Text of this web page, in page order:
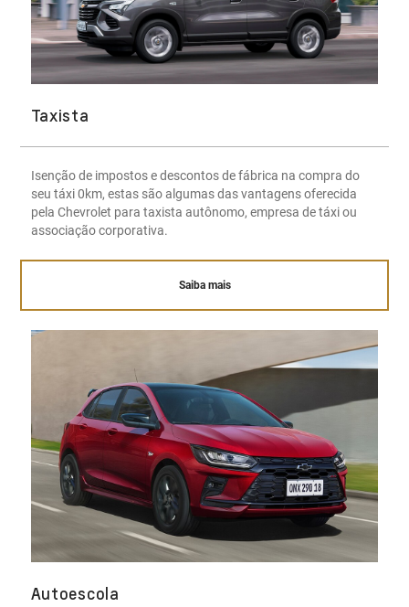
Taxista
Isenção de impostos e descontos de fábrica na compra do
seu táxi 0km, estas são algumas das vantagens oferecida
pela Chevrolet para taxista autônomo, empresa de táxi ou
associação corporativa.
Saiba mais
Autoescola